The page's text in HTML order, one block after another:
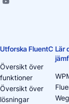
Utforska FluentC
Översikt över
funktioner
Översikt över
lösningar
Lär